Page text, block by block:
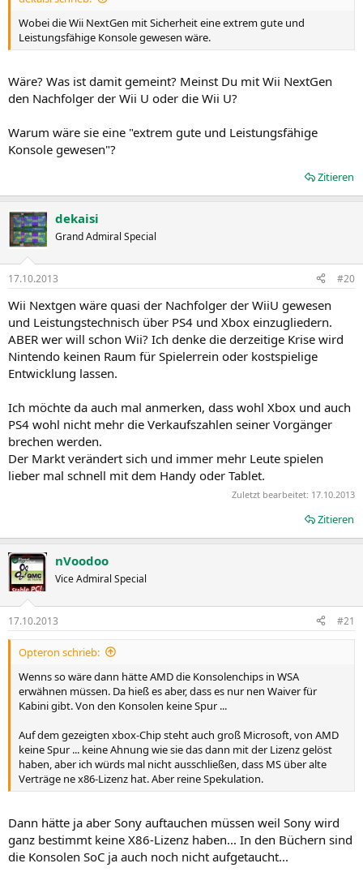
Wobei die Wii NextGen mit Sicherheit eine extrem gute und
Leistungsfähige Konsole gewesen wäre.
Wäre? Was ist damit gemeint? Meinst Du mit Wii NextGen
den Nachfolger der Wii U oder die Wii U?
Warum wäre sie eine "extrem gute und Leistungsfähige
Konsole gewesen"?
Zitieren
dekaisi
Grand Admiral Special
17.10.2013 #20
Wii Nextgen wäre quasi der Nachfolger der WiiU gewesen
und Leistungstechnisch über PS4 und Xbox einzugliedern.
ABER wer will schon Wii? Ich denke die derzeitige Krise wird
Nintendo keinen Raum für Spielerrein oder kostspielige
Entwicklung lassen.
Ich möchte da auch mal anmerken, dass wohl Xbox und auch
PS4 wohl nicht mehr die Verkaufszahlen seiner Vorgänger
brechen werden.
Der Markt verändert sich und immer mehr Leute spielen
lieber mal schnell mit dem Handy oder Tablet.
Zuletzt bearbeitet: 17.10.2013
Zitieren
nVoodoo
Vice Admiral Special
17.10.2013 #21
Opteron schrieb:
Wenns so wäre dann hätte AMD die Konsolenchips in WSA
erwähnen müssen. Da hieß es aber, dass es nur nen Waiver für
Kabini gibt. Von den Konsolen keine Spur ...
Auf dem gezeigten xbox-Chip steht auch groß Microsoft, von AMD
keine Spur ... keine Ahnung wie sie das dann mit der Lizenz gelöst
haben, aber ich würds mal nicht ausschließen, dass MS über alte
Verträge ne x86-Lizenz hat. Aber reine Spekulation.
Dann hätte ja aber Sony auftauchen müssen weil Sony wird
ganz bestimmt keine X86-Lizenz haben... In den Büchern sind
die Konsolen SoC ja auch noch nicht aufgetaucht...